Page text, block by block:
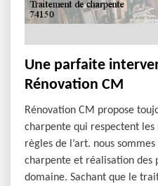
Une parfaite
Rénovation CM
Rénovation CM propose
charpente qui respectent
règles de l’art. nous
charpente et réalisation des
domaine. Sachant que le